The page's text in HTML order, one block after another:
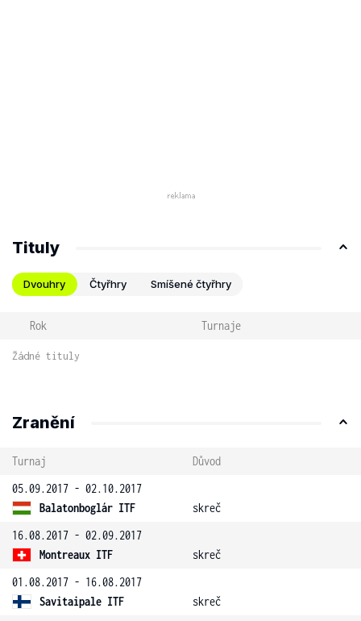
Tituly
Dvouhry Čtyřhry Smíšené čtyřhry
Rok Turnaje
Žádné tituly
Zranění
Turnaj
Důvod
05.09.2017 - 02.10.2017
Balatonboglár ITF
skreč
16.08.2017 - 02.09.2017
Montreaux ITF
skreč
01.08.2017 - 16.08.2017
Savitaipale ITF
skreč